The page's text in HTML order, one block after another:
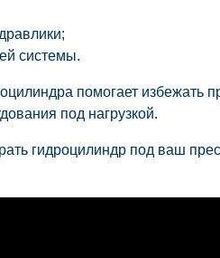
системы.
помогает избежать
под нагрузкой.
гидроцилиндр под ваш